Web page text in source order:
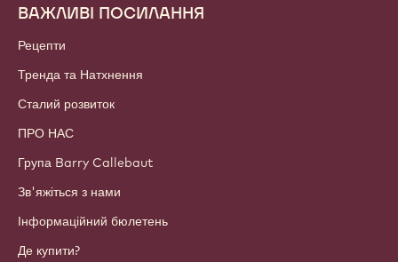
Footer
Callebaut
ВАЖЛИВІ ПОСИЛАННЯ
Рецепти
Тренда та Натхнення
Сталий розвиток
ПРО НАС
Група Barry Callebaut
Зв'яжіться з нами
Інформаційний бюлетень
Де купити?